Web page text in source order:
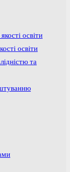
освіти
освіти
та